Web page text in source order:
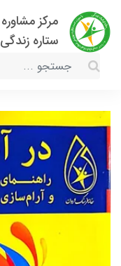
مرکز مشاوره
ستاره زندگی